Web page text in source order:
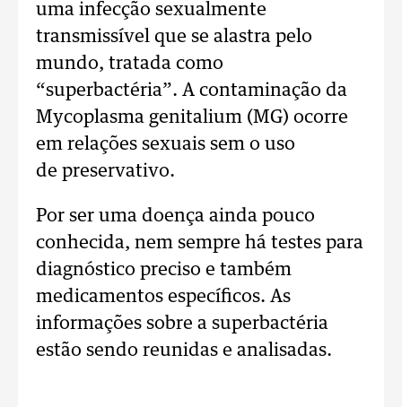
uma infecção sexualmente
transmissível que se alastra pelo
mundo, tratada como
“superbactéria”. A contaminação da
Mycoplasma genitalium (MG) ocorre
em relações sexuais sem o uso
de preservativo.
Por ser uma doença ainda pouco
conhecida, nem sempre há testes para
diagnóstico preciso e também
medicamentos específicos. As
informações sobre a superbactéria
estão sendo reunidas e analisadas.